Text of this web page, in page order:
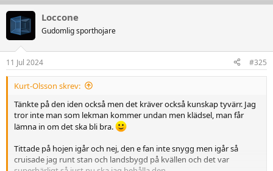
Loccone
Gudomlig sporthojare
11 Jul 2024 #325
Kurt-Olsson skrev:
Tänkte på den iden också men det kräver också kunskap tyvärr. Jag
tror inte man som lekman kommer undan men klädsel, man får
lämna in om det ska bli bra.
Tittade på hojen igår och nej, den e fan inte snygg men igår så
cruisade jag runt stan och landsbygd på kvällen och det var